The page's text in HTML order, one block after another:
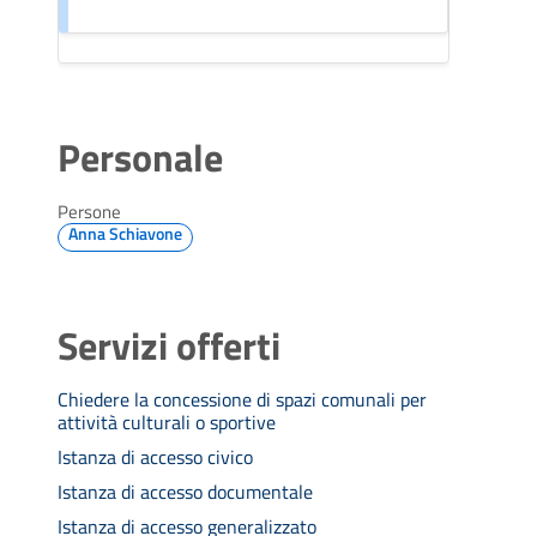
Personale
Persone
Anna Schiavone
Servizi offerti
Chiedere la concessione di spazi comunali per
attività culturali o sportive
Istanza di accesso civico
Istanza di accesso documentale
Istanza di accesso generalizzato